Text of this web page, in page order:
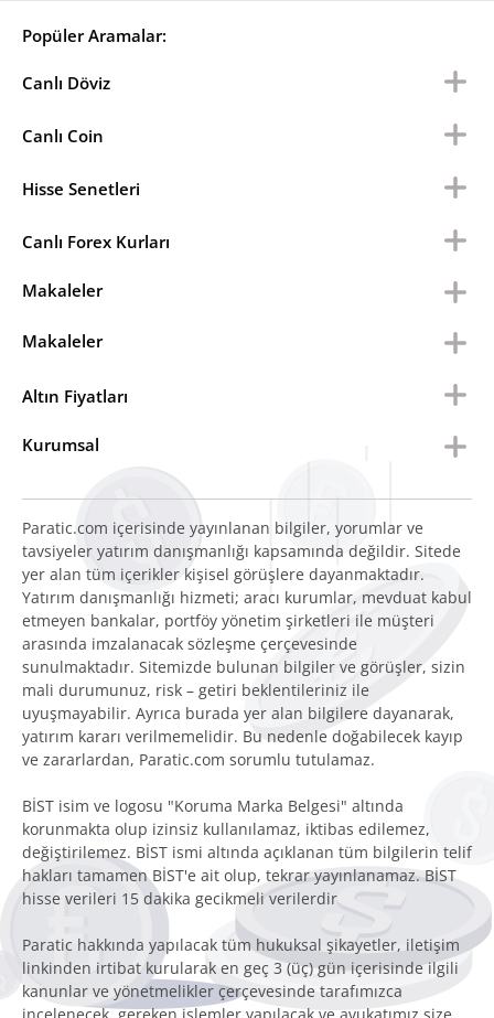
Popüler Aramalar:
Canlı Döviz
Canlı Coin
Hisse Senetleri
Canlı Forex Kurları
Makaleler
Makaleler
Altın Fiyatları
Kurumsal
Paratic.com içerisinde yayınlanan bilgiler, yorumlar ve
tavsiyeler yatırım danışmanlığı kapsamında değildir. Sitede
yer alan tüm içerikler kişisel görüşlere dayanmaktadır.
Yatırım danışmanlığı hizmeti; aracı kurumlar, mevduat kabul
etmeyen bankalar, portföy yönetim şirketleri ile müşteri
arasında imzalanacak sözleşme çerçevesinde
sunulmaktadır. Sitemizde bulunan bilgiler ve görüşler, sizin
mali durumunuz, risk – getiri beklentileriniz ile
uyuşmayabilir. Ayrıca burada yer alan bilgilere dayanarak,
yatırım kararı verilmemelidir. Bu nedenle doğabilecek kayıp
ve zararlardan, Paratic.com sorumlu tutulamaz.
BİST isim ve logosu "Koruma Marka Belgesi" altında
korunmakta olup izinsiz kullanılamaz, iktibas edilemez,
değiştirilemez. BİST ismi altında açıklanan tüm bilgilerin telif
hakları tamamen BİST'e ait olup, tekrar yayınlanamaz. BİST
hisse verileri 15 dakika gecikmeli verilerdir
Paratic hakkında yapılacak tüm hukuksal şikayetler, iletişim
linkinden irtibat kurularak en geç 3 (üç) gün içerisinde ilgili
kanunlar ve yönetmelikler çerçevesinde tarafımızca